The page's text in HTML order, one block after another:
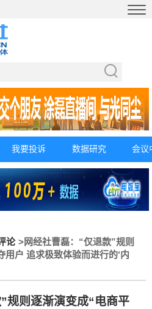
我要投诉 数据研究 会议
论 >网经社曹磊：“仅退款”规则
户 追求极致体验而进行的‘内
规则逐渐演变成“电商平